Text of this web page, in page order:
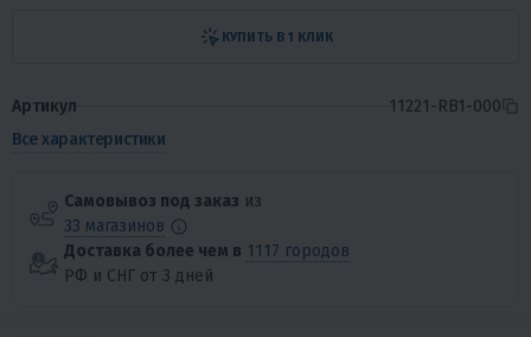
КУПИТЬ В 1 КЛИК
Артикул
11221-RB1-000
Все характеристики
Самовывоз под заказ из
33 магазинов
Доставка более чем в 1117 городов
РФ и СНГ от 3 дней